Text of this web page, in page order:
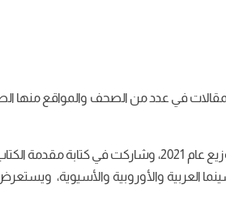
في عدد من الصحف والمواقع منها
صدر أول كتاب له (السينما السياسية حرب الدعاية والتضليل) عن دار
العربية والأوروبية والأسيوية،